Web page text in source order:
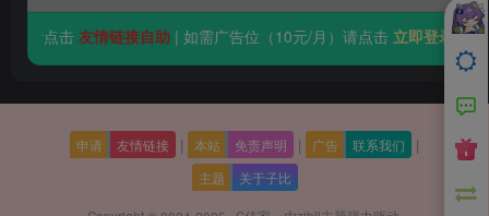
情链接请点击友情链接自助| 如需广告位（10元/月）请点击立即登录
申请 友情链接 | 本站 免责声明 | 广告 联系我们 |
主题 关于子比